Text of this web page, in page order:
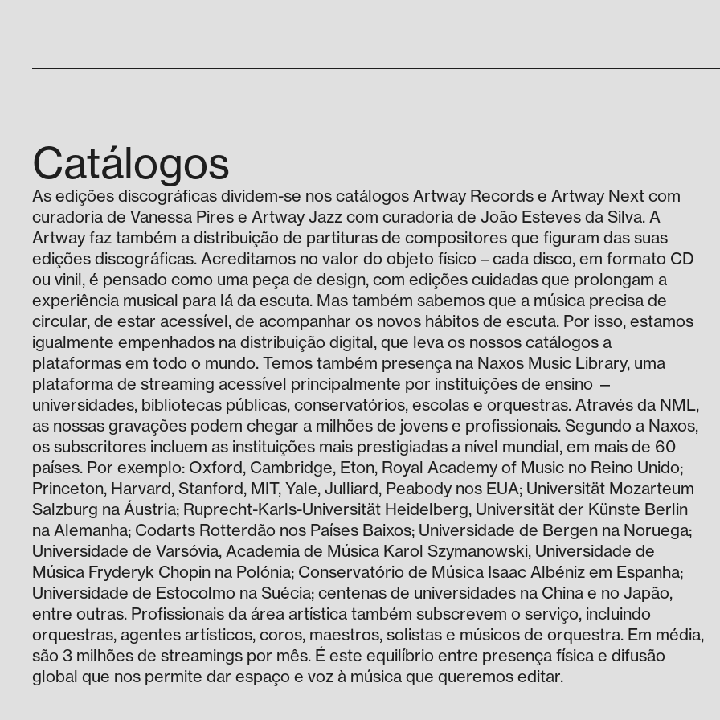
Catálogos
As edições discográficas dividem-se nos catálogos Artway Records e Artway Next com
curadoria de Vanessa Pires e Artway Jazz com curadoria de João Esteves da Silva. A
Artway faz também a distribuição de partituras de compositores que figuram das suas
edições discográficas. Acreditamos no valor do objeto físico – cada disco, em formato CD
ou vinil, é pensado como uma peça de design, com edições cuidadas que prolongam a
experiência musical para lá da escuta. Mas também sabemos que a música precisa de
circular, de estar acessível, de acompanhar os novos hábitos de escuta. Por isso, estamos
igualmente empenhados na distribuição digital, que leva os nossos catálogos a
plataformas em todo o mundo. Temos também presença na Naxos Music Library, uma
plataforma de streaming acessível principalmente por instituições de ensino —
universidades, bibliotecas públicas, conservatórios, escolas e orquestras. Através da NML,
as nossas gravações podem chegar a milhões de jovens e profissionais. Segundo a Naxos,
os subscritores incluem as instituições mais prestigiadas a nível mundial, em mais de 60
países. Por exemplo: Oxford, Cambridge, Eton, Royal Academy of Music no Reino Unido;
Princeton, Harvard, Stanford, MIT, Yale, Julliard, Peabody nos EUA; Universität Mozarteum
Salzburg na Áustria; Ruprecht-Karls-Universität Heidelberg, Universität der Künste Berlin
na Alemanha; Codarts Rotterdão nos Países Baixos; Universidade de Bergen na Noruega;
Universidade de Varsóvia, Academia de Música Karol Szymanowski, Universidade de
Música Fryderyk Chopin na Polónia; Conservatório de Música Isaac Albéniz em Espanha;
Universidade de Estocolmo na Suécia; centenas de universidades na China e no Japão,
entre outras. Profissionais da área artística também subscrevem o serviço, incluindo
orquestras, agentes artísticos, coros, maestros, solistas e músicos de orquestra. Em média,
são 3 milhões de streamings por mês. É este equilíbrio entre presença física e difusão
global que nos permite dar espaço e voz à música que queremos editar.